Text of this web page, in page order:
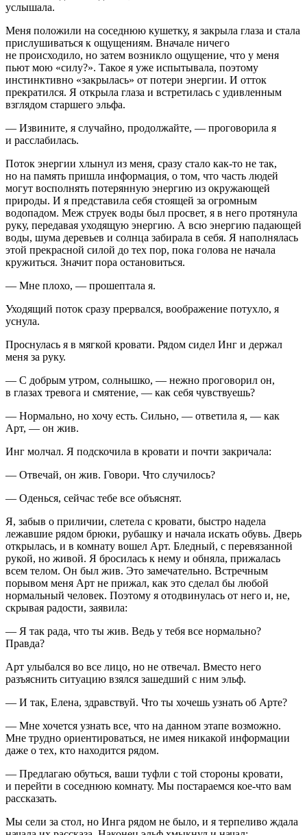
услышала.
Меня положили на соседнюю кушетку, я закрыла глаза и стала
прислушиваться к ощущениям. Вначале ничего
не происходило, но затем возникло ощущение, что у меня
пьют мою «силу?». Такое я уже испытывала, поэтому
инстинктивно «закрылась» от потери энергии. И отток
прекратился. Я открыла глаза и встретилась с удивленным
взглядом старшего эльфа.
— Извините, я случайно, продолжайте, — проговорила я
и расслабилась.
Поток энергии хлынул из меня, сразу стало как-то не так,
но на память пришла информация, о том, что часть людей
могут восполнять потерянную энергию из окружающей
природы. И я представила себя стоящей за огромным
водопадом. Меж струек воды был просвет, я в него протянула
руку, передавая уходящую энергию. А всю энергию падающей
воды, шума деревьев и солнца забирала в себя. Я наполнялась
этой прекрасной силой до тех пор, пока голова не начала
кружиться. Значит пора остановиться.
— Мне плохо, — прошептала я.
Уходящий поток сразу прервался, воображение потухло, я
уснула.
Проснулась я в мягкой кровати. Рядом сидел Инг и держал
меня за руку.
— С добрым утром, солнышко, — нежно проговорил он,
в глазах тревога и смятение, — как себя чувствуешь?
— Нормально, но хочу есть. Сильно, — ответила я, — как
Арт, — он жив.
Инг молчал. Я подскочила в кровати и почти закричала:
— Отвечай, он жив. Говори. Что случилось?
— Оденься, сейчас тебе все объяснят.
Я, забыв о приличии, слетела с кровати, быстро надела
лежавшие рядом брюки, рубашку и начала искать обувь. Дверь
открылась, и в комнату вошел Арт. Бледный, с перевязанной
рукой, но живой. Я бросилась к нему и обняла, прижалась
всем телом. Он был жив. Это замечательно. Встречным
порывом меня Арт не прижал, как это сделал бы любой
нормальный человек. Поэтому я отодвинулась от него и, не,
скрывая радости, заявила:
— Я так рада, что ты жив. Ведь у тебя все нормально?
Правда?
Арт улыбался во все лицо, но не отвечал. Вместо него
разъяснить ситуацию взялся зашедший с ним эльф.
— И так, Елена, здравствуй. Что ты хочешь узнать об Арте?
— Мне хочется узнать все, что на данном этапе возможно.
Мне трудно ориентироваться, не имея никакой информации
даже о тех, кто находится рядом.
— Предлагаю обуться, ваши туфли с той стороны кровати,
и перейти в соседнюю комнату. Мы постараемся кое-что вам
рассказать.
Мы сели за стол, но Инга рядом не было, и я терпеливо ждала